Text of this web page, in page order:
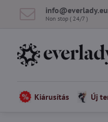
info​@everlady​.eu
Non stop ( 24/7 )
Kiárusítás Új